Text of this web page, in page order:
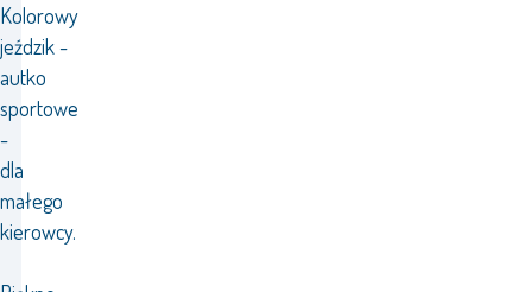
Kolorowy
jeździk -
autko
sportowe
-
dla
małego
kierowcy.